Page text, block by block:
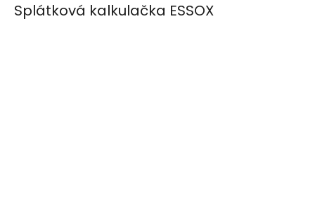
Splátková kalkulačka ESSOX